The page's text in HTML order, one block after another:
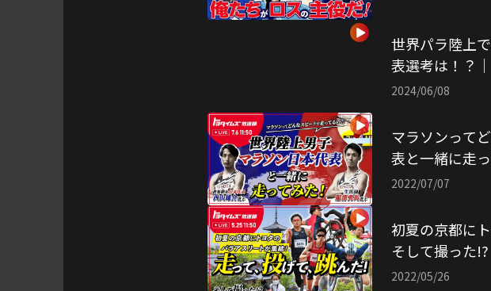
世界パラ陸上
表選考は！？
2024/06/08
マラソンって
表と一緒に走
2022/07/07
初夏の京都に
そして撮った!?
2022/05/26